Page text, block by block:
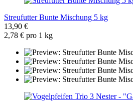
Streufutter Bunte Mischung 5 kg
13,90 €
2,78 € pro 1 kg